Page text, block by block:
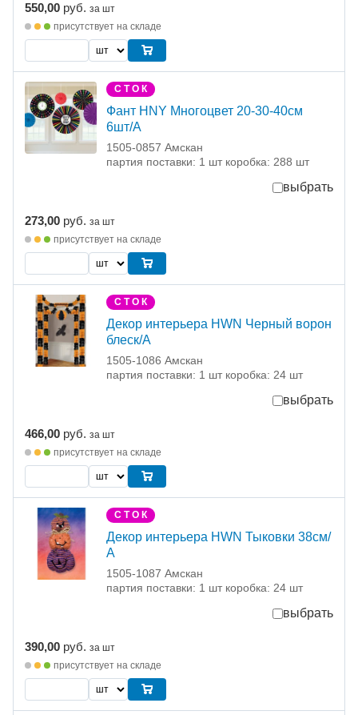
550,00 руб. за шт
присутствует на складе
С Т О К
Фант HNY Многоцвет 20-30-40см
6шт/A
1505-0857 Амскан
партия поставки: 1 шт коробка: 288 шт
выбрать
273,00 руб. за шт
присутствует на складе
С Т О К
Декор интерьера HWN Черный ворон
блеск/А
1505-1086 Амскан
партия поставки: 1 шт коробка: 24 шт
выбрать
466,00 руб. за шт
присутствует на складе
С Т О К
Декор интерьера HWN Тыковки 38см/
А
1505-1087 Амскан
партия поставки: 1 шт коробка: 24 шт
выбрать
390,00 руб. за шт
присутствует на складе